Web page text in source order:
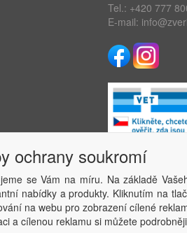
Tel.: +420 777
E-mail:
ochrany soukromí
se Vám na míru. Na základě
nabídky a produkty. Kliknutím na
na webu pro zobrazení cílené
a cílenou reklamu si můžete